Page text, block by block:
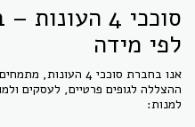
סוככי 4
לפי מידה
אנו בחברת סוככי 4
ההצללה לגופים פרטיים, לעסקים
למנות: